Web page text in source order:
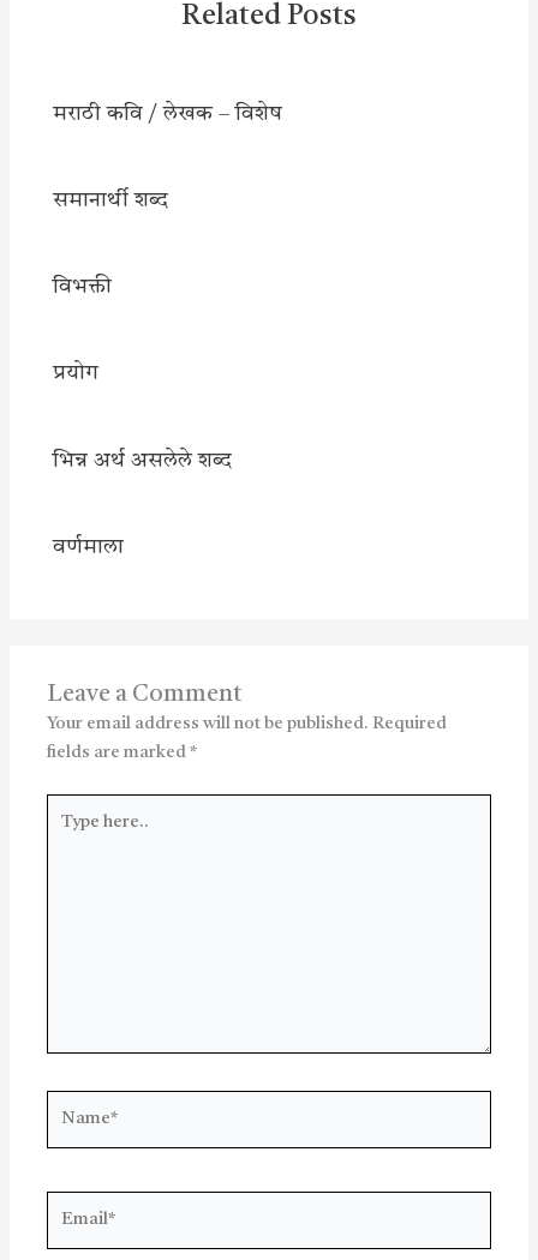
Related Posts
मराठी कवि / लेखक – विशेष
समानार्थी शब्द
विभक्ती
प्रयोग
भिन्न अर्थ असलेले शब्द
वर्णमाला
Leave a Comment
Your email address will not be published. Required
fields are marked*
here..